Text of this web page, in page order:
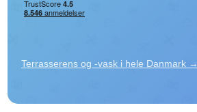
Terrasserens og -vask i hele Danmark →